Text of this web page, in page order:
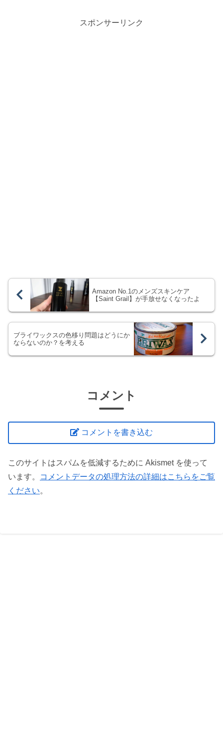
スポンサーリンク
Amazon No.1のメンズスキンケア
【Saint Grail】が手放せなくなったよ
ブライワックスの色移り問題はどうにか
ならないのか？を考える
コメント
コメントを書き込む
このサイトはスパムを低減するために Akismet を使って
います。
コメントデータの処理方法の詳細はこちらをご覧
ください。